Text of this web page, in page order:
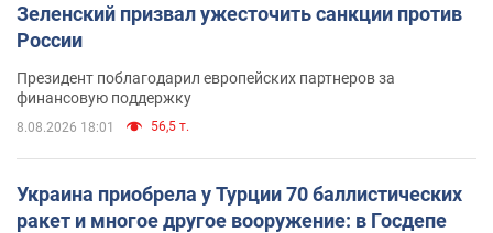
Зеленский призвал ужесточить санкции против
России
Президент поблагодарил европейских партнеров за
финансовую поддержку
8.08.2026 18:01 56,5 т.
Украина приобрела у Турции 70 баллистических
ракет и многое другое вооружение: в Госдепе